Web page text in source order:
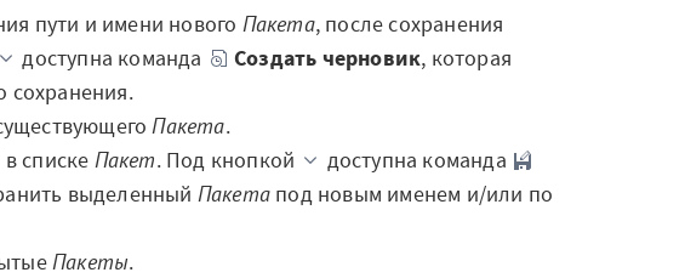
пути и имени нового Пакета, после сохранения
доступна команда Создать черновик, которая
сохранения.
Пакета.
списке Пакет. Под кнопкой
доступна команда
выделенный Пакета под новым именем и/или по
Пакеты.